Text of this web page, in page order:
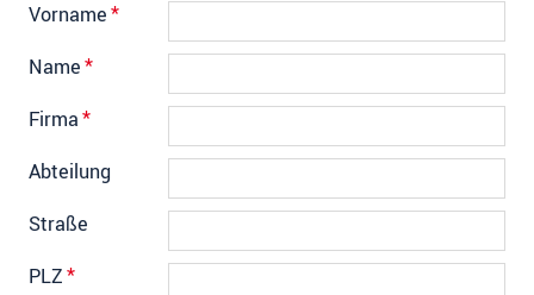
Vorname*
Name*
Firma*
Abteilung
Straße
PLZ*